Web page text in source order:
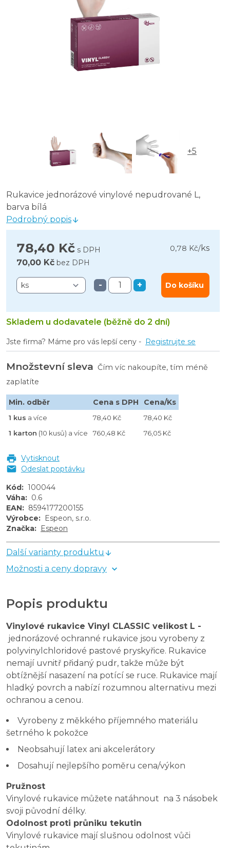
+5
Rukavice jednorázové vinylové nepudrované L,
barva bílá
Podrobný popis
78,40 Kč s DPH 0,78 Kč/ks
70,00 Kč bez DPH
- + Do košíku
Skladem u dodavatele (běžně do 2 dní)
Jste firma? Máme pro vás lepší ceny - Registrujte se
Množstevní sleva Čím víc nakoupíte, tím méně
zaplatíte
Min. odběr Cena s DPH Cena/Ks
1 kus a více 78,40 Kč
78,40 Kč
1 karton (10 kusů) a více 760,48 Kč 76,05 Kč
Vytisknout
Odeslat poptávku
Kód : 100044
Váha: 0.6
EAN: 8594177200155
Výrobce:
Espeon, s.r.o.
Značka: Espeon
Další varianty produktu
Možnosti a ceny dopravy
Popis produktu
Vinylové rukavice Vinyl CLASSIC velikost L -
jednorázové ochranné rukavice jsou vyrobeny z
polyvinylchloridové pastové pryskyřice. Rukavice
nemají uvnitř přidaný pudr, takže může být
obtížnější nasazení na potící se ruce. Rukavice mají
hladký povrch a nabízí rozumnou alternativu mezi
ochranou a cenou.
Vyrobeny z měkkého příjemného materiálu
šetrného k pokožce
Neobsahují latex ani akcelerátory
Dosahují nejlepšího poměru cena/výkon
Pružnost
Vinylové rukavice můžete natáhnout na 3 násobek
svoji původní délky.
Odolnost proti průniku tekutin
Vinylové rukavice mají slušnou odolnost vůči